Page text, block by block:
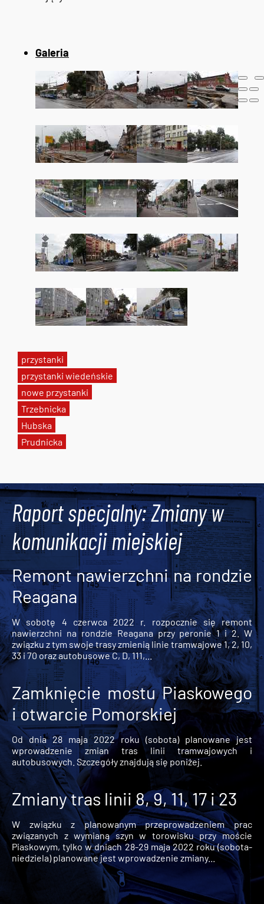
przystanki
przystanki wiedeńskie
nowe przystanki
Trzebnicka
Hubska
Prudnicka
Galeria
Raport specjalny: Zmiany w
komunikacji miejskiej
Remont nawierzchni na rondzie
Reagana
W sobotę 4 czerwca 2022 r. rozpocznie się remont
nawierzchni na rondzie Reagana przy peronie 1 i 2. W
związku z tym swoje trasy zmienią linie tramwajowe 1, 2, 10,
33 i 70 oraz autobusowe C, D, 111,...
Zamknięcie mostu Piaskowego
i otwarcie Pomorskiej
Od dnia 28 maja 2022 roku (sobota) planowane jest
wprowadzenie zmian tras linii tramwajowych i
autobusowych. Szczegóły znajdują się poniżej.
Zmiany tras linii 8, 9, 11, 17 i 23
W związku z planowanym przeprowadzeniem prac
związanych z wymianą szyn w torowisku przy moście
Piaskowym, tylko w dniach 28-29 maja 2022 roku (sobota-
niedziela) planowane jest wprowadzenie zmiany...